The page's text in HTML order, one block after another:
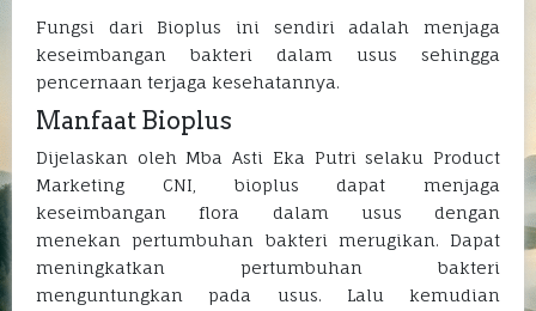
Fungsi dari Bioplus ini sendiri adalah menjaga
keseimbangan bakteri dalam usus sehingga
pencernaan terjaga kesehatannya.
Manfaat Bioplus
Dijelaskan oleh Mba Asti Eka Putri selaku Product
Marketing CNI, bioplus dapat menjaga
keseimbangan flora dalam usus dengan
menekan pertumbuhan bakteri merugikan. Dapat
meningkatkan pertumbuhan bakteri
menguntungkan pada usus. Lalu kemudian